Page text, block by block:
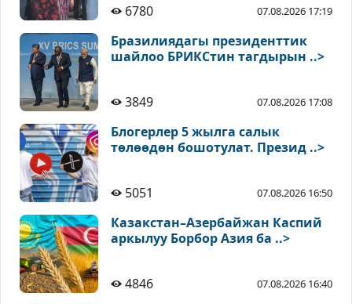
6780 07.08.2026 17:19
Бразилиядагы президенттик
шайлоо БРИКСтин тагдырын ..>
3849 07.08.2026 17:08
Блогерлер 5 жылга салык
төлөөдөн бошотулат. Презид ..>
5051 07.08.2026 16:50
Казакстан–Азербайжан Каспий
аркылуу Борбор Азия ба ..>
4846 07.08.2026 16:40